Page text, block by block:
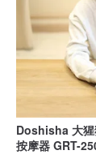
Doshisha 大猩
按摩器 GRT-